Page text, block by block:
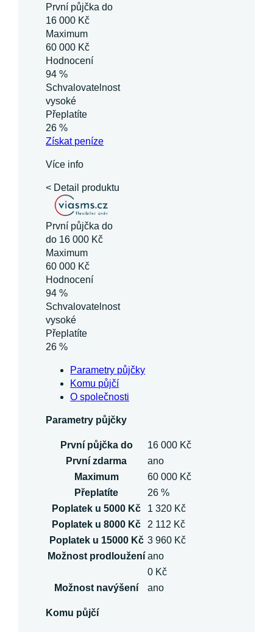
První půjčka do
16 000 Kč
Maximum
60 000 Kč
Hodnocení
94 %
Schvalovatelnost
vysoké
Přeplatíte
26 %
Získatpeníze
Více info
< Detail produktu
První půjčka do
do 16 000 Kč
Maximum
60 000 Kč
Hodnocení
94 %
Schvalovatelnost
vysoké
Přeplatíte
26 %
Parametry půjčky
Komu půjčí
O společnosti
Parametry půjčky
První půjčka do
16 000 Kč
První zdarma
ano
Maximum
60 000 Kč
Přeplatíte
26 %
Poplatek u 5000 Kč
1 320 Kč
Poplatek u 8000 Kč
2 112 Kč
Poplatek u 15000 Kč 3 960 Kč
Možnost prodloužení ano
0 Kč
Možnost navýšení
ano
Komu půjčí